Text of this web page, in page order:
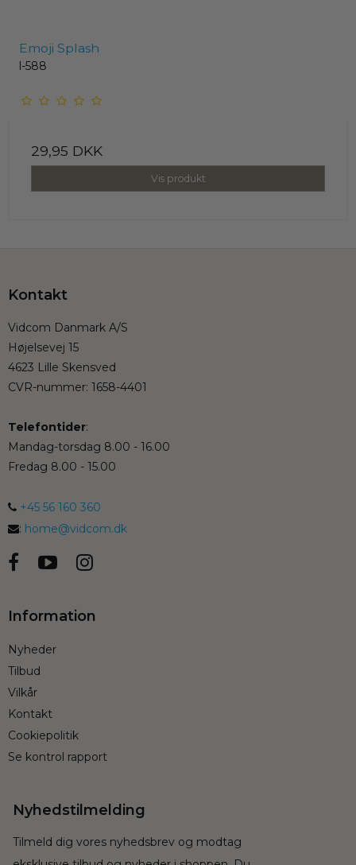
Emoji Splash
l-588
29,95 DKK
Vis produkt
Kontakt
Vidcom Danmark A/S
Højelsevej 15
4623 Lille Skensved
CVR-nummer: 1658-4401
Telefontider:
Mandag-torsdag 8.00 - 16.00
Fredag 8.00 - 15.00
+45 56 160 360
: home@vidcom.dk
Information
Nyheder
Tilbud
Vilkår
Kontakt
Cookiepolitik
Se kontrol rapport
Nyhedstilmelding
Tilmeld dig vores nyhedsbrev og modtag